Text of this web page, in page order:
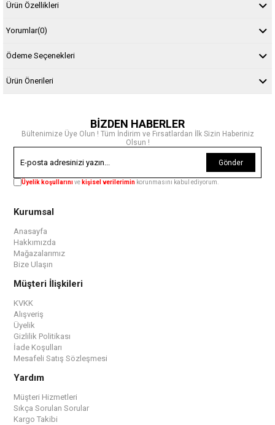
Ürün Özellikleri
Yorumlar(0)
Ödeme Seçenekleri
Ürün Önerileri
BİZDEN HABERLER
Bültenimize Üye Olun ! Tüm İndirim ve Fırsatlardan İlk Sizin Haberiniz
Olsun !
Gönder
Üyelik koşullarınıve kişisel verilerimin korunmasını kabul ediyorum.
Kurumsal
Anasayfa
Hakkımızda
Mağazalarımız
Bize Ulaşın
Müşteri İlişkileri
KVKK
Alışveriş
Üyelik
Gizlilik Politikası
İade Koşulları
Mesafeli Satış Sözleşmesi
Yardım
Müşteri Hizmetleri
Sıkça Sorulan Sorular
Kargo Takibi